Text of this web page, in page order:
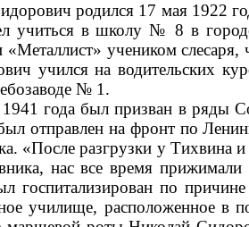
родился 17 мая 1922
учиться в школу № 8 в
«Металлист» учеником
учился на водительских
№ 1.
года был призван в ряды
отправлен на фронт по
«После разгрузки у
нас все время
госпитализирован по
училище, расположенное в